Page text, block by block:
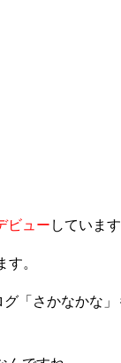
ビュー しています
。
「さかなかな